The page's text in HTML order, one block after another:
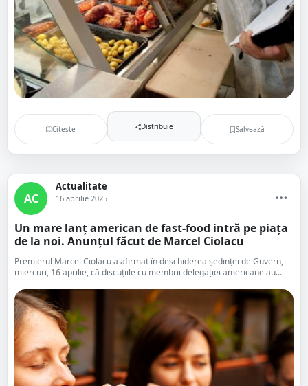
Citește Distribuie Salvează
AC
Actualitate
16 aprilie 2025
Un mare lanț american de fast-food intră pe piața
de la noi. Anunțul făcut de Marcel Ciolacu
Premierul Marcel Ciolacu a afirmat în deschiderea ședinței de Guvern,
miercuri, 16 aprilie, că discuțiile cu membrii delegației americane au...